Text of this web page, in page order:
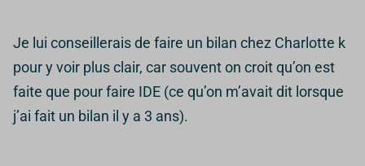
Je lui conseillerais de faire un bilan chez Charlotte k
pour y voir plus clair, car souvent on croit qu’on est
faite que pour faire IDE (ce qu’on m’avait dit lorsque
j’ai fait un bilan il y a 3 ans).